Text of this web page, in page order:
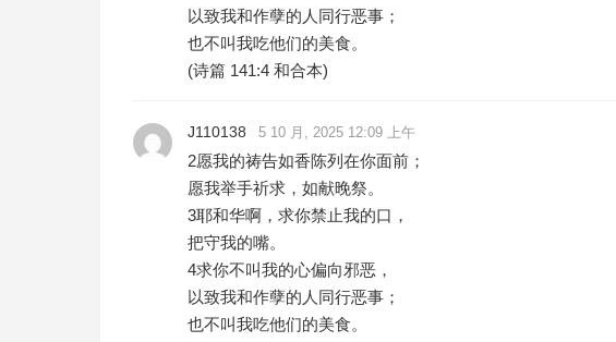
以致我和作孽的人同行恶事；
也不叫我吃他们的美食。
(诗篇 141:4 和合本)
J110138 5 10 月, 2025 12:09 上午
2愿我的祷告如香陈列在你面前；
愿我举手祈求，如献晚祭。
3耶和华啊，求你禁止我的口，
把守我的嘴。
4求你不叫我的心偏向邪恶，
以致我和作孽的人同行恶事；
也不叫我吃他们的美食。